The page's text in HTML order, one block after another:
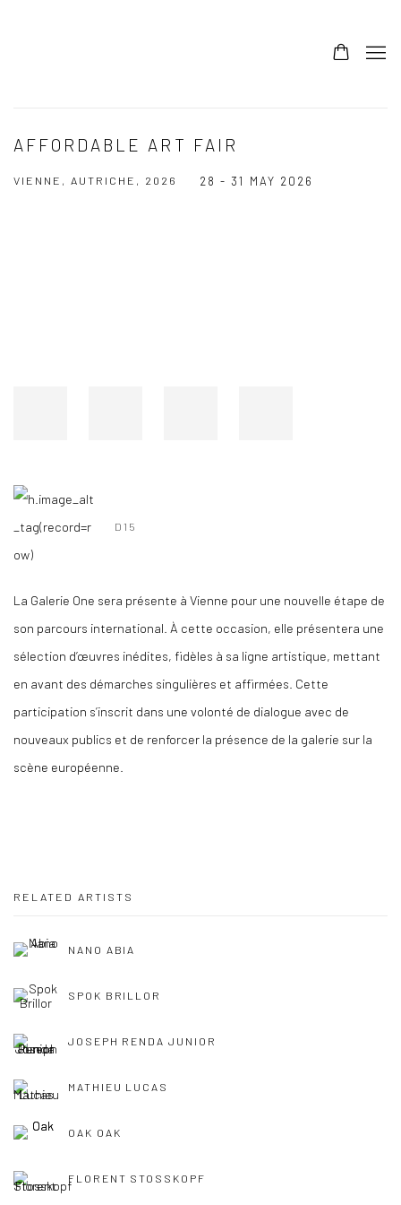
AFFORDABLE ART FAIR
VIENNE, AUTRICHE, 2026 28 - 31 MAY 2026
D15
La Galerie One sera présente à Vienne pour une nouvelle étape de
son parcours international. À cette occasion, elle présentera une
sélection d’œuvres inédites, fidèles à sa ligne artistique, mettant
en avant des démarches singulières et affirmées. Cette
participation s’inscrit dans une volonté de dialogue avec de
nouveaux publics et de renforcer la présence de la galerie sur la
scène européenne.
RELATED ARTISTS
NANO ABIA
SPOK BRILLOR
JOSEPH RENDA JUNIOR
MATHIEU LUCAS
OAK OAK
FLORENT STOSSKOPF